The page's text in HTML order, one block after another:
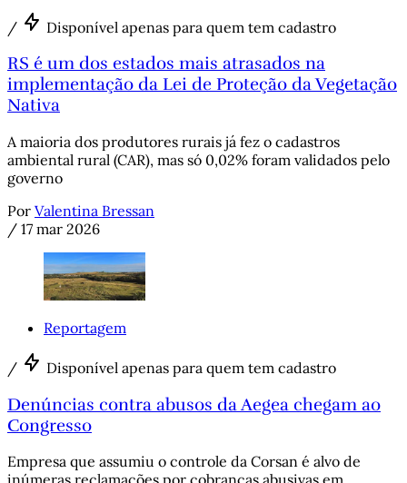
/ Disponível apenas para quem tem cadastro
RS é um dos estados mais atrasados na
implementação da Lei de Proteção da Vegetação
Nativa
A maioria dos produtores rurais já fez o cadastros
ambiental rural (CAR), mas só 0,02% foram validados pelo
governo
Por Valentina Bressan
/ 17 mar 2026
Reportagem
/ Disponível apenas para quem tem cadastro
Denúncias contra abusos da Aegea chegam ao
Congresso
Empresa que assumiu o controle da Corsan é alvo de